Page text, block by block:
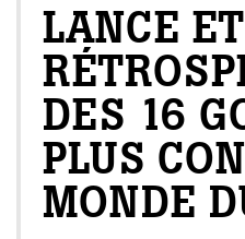
LANCE
DES 16
PLUS
MONDE